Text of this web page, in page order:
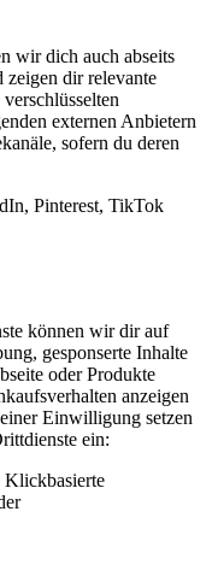
wir dich auch abseits
zeigen dir relevante
externen Anbietern
sofern du deren
Pinterest, TikTok
können wir dir auf
gesponserte Inhalte
oder Produkte
anzeigen
Einwilligung setzen
ein: